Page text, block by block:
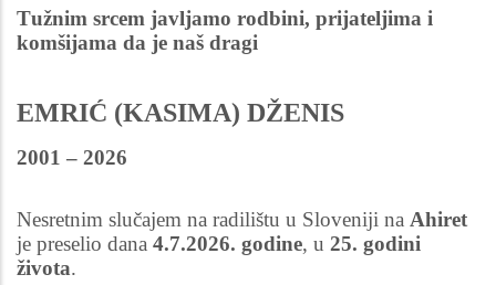
Tužnim srcem javljamo rodbini, prijateljima i
komšijama da je naš dragi
EMRIĆ (KASIMA) DŽENIS
2001 – 2026
Nesretnim slučajem na radilištu u Sloveniji na Ahiret
je preselio dana 4.7.2026. godine, u 25. godini
života.